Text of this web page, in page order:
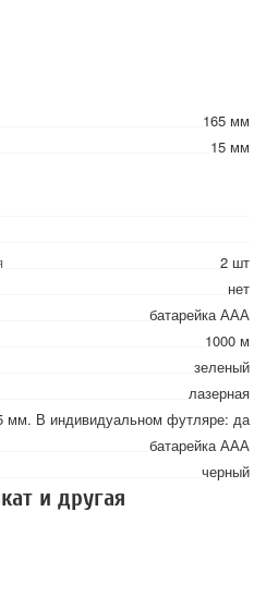
165 мм
15 мм
2 шт
нет
батарейка ААА
1000 м
зеленый
лазерная
мм. В индивидуальном футляре: да
батарейка ААА
черный
и другая